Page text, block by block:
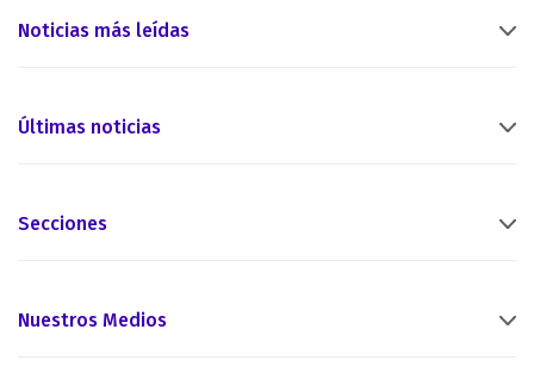
Noticias más leídas
Últimas noticias
Secciones
Nuestros Medios